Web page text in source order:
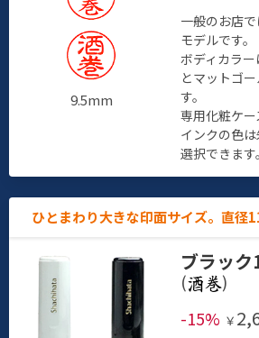
9.5mm
一般のお店
モデルです。
ボディカラ
とマットゴ
す。
専用化粧ケー
インクの色
選択できます。
ひとまわり大きな印面サイズ。直径
ブラック
(
)
-15% ￥